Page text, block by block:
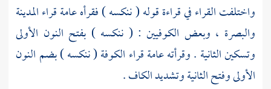
واختلفت القراء في قراءة قوله ( ننكسه ) فقرأه عامة قراءالمدينة
والبصرة ، وبعض الكوفيين : ( ننكسه ) بفتح النون الأولى
وتسكين الثانية . وقرأته عامة قراء الكوفة( ننكسه ) بضم النون
الأولى وفتح الثانية وتشديد الكاف .